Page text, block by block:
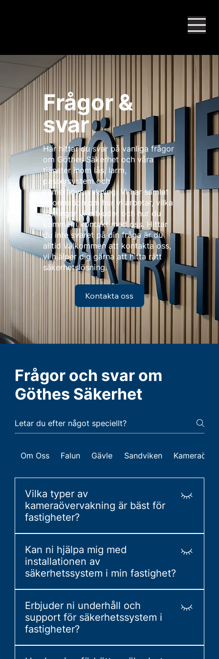
Frågor &
svar
Här hittar du svar på vanliga frågor
om Göthes Säkerhet och våra
tjänster inom lås, larm,
passersystem och
kameraövervakning. Vi har samlat
information om hur vi arbetar, vilka
lösningar vi erbjuder och hur du
kommer i kontakt med oss. Hittar
du inte svaret på din fråga är du
alltid välkommen att kontakta oss,
vi hjälper dig gärna att hitta rätt
säkerhetslösning.
Kontakta oss
Frågor och svar om
Göthes Säkerhet
Om Oss Falun Gävle Sandviken
Vilka typer av
kameraövervakning är bäst för
fastigheter?
högupplöst video och rörelsedetektering för
att övervaka och skydda din fastighet.
Kan ni hjälpa mig med
installationen av
säkerhetssystem i min fastighet?
installationen av säkerhetssystem, inklusive
kameraövervakning, inbrottslarm och
passersystem.
Erbjuder ni underhåll och
support för säkerhetssystem i
fastigheter?